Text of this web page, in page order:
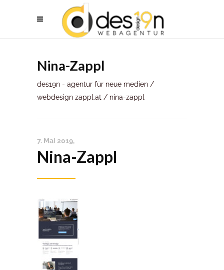
Nina-Zappl
des19n - agentur für neue medien /
webdesign zappl.at / nina-zappl
7. Mai 2019
Nina-Zappl